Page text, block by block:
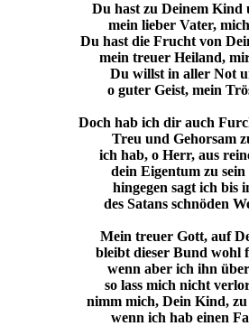
Du hast zu Deinem Kind
mein lieber Vater,
Du hast die Frucht von
mein treuer Heiland,
Du willst in aller Not
o guter Geist, mein
Doch hab ich dir auch
Treu und Gehorsam
ich hab, o Herr, aus
dein Eigentum zu sein
hingegen sagt ich bis
des Satans schnöden
Mein treuer Gott, auf
bleibt dieser Bund wohl
wenn aber ich ihn
so lass mich nicht
nimm mich, Dein Kind, zu
wenn ich hab einen